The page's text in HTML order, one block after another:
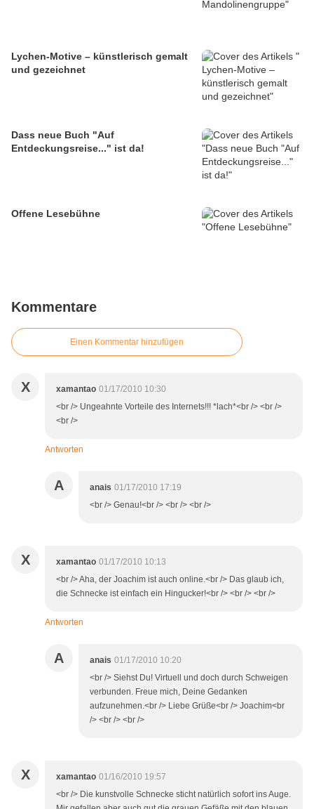
Lychen-Motive – künstlerisch gemalt
und gezeichnet
Dass neue Buch "Auf
Entdeckungsreise..." ist da!
Offene Lesebühne
Kommentare
Einen Kommentar hinzufügen
X xamantao 01/17/2010 10:30
<br /> Ungeahnte Vorteile des Internets!!! *lach*<br /> <br />
<br />
Antworten
A anais 01/17/2010 17:19
<br /> Genau!<br /> <br /> <br />
X xamantao 01/17/2010 10:13
<br /> Aha, der Joachim ist auch online.<br /> Das glaub ich,
die Schnecke ist einfach ein Hingucker!<br /> <br /> <br />
Antworten
A anais 01/17/2010 10:20
<br /> Siehst Du! Virtuell und doch durch Schweigen
verbunden. Freue mich, Deine Gedanken
aufzunehmen.<br /> Liebe Grüße<br /> Joachim<br
/> <br /> <br />
X xamantao 01/16/2010 19:57
<br /> Die kunstvolle Schnecke sticht natürlich sofort ins Auge.